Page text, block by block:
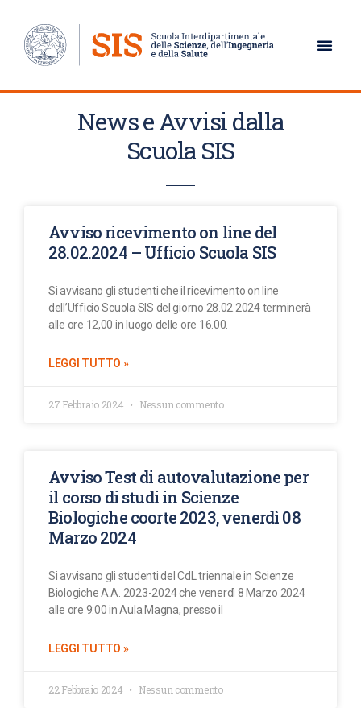
News e Avvisi dalla
Scuola SIS
Avviso ricevimento on line del
28.02.2024 – Ufficio Scuola SIS
Si avvisano gli studenti che il ricevimento on line
dell’Ufficio Scuola SIS del giorno 28.02.2024 terminerà
alle ore 12,00 in luogo delle ore 16.00.
LEGGI TUTTO »
27 Febbraio 2024 Nessun commento
Avviso Test di autovalutazione per
il corso di studi in Scienze
Biologiche coorte 2023, venerdì 08
Marzo 2024
Si avvisano gli studenti del CdL triennale in Scienze
Biologiche A.A. 2023-2024 che venerdì 8 Marzo 2024
alle ore 9:00 in Aula Magna, presso il
LEGGI TUTTO »
22 Febbraio 2024 Nessun commento